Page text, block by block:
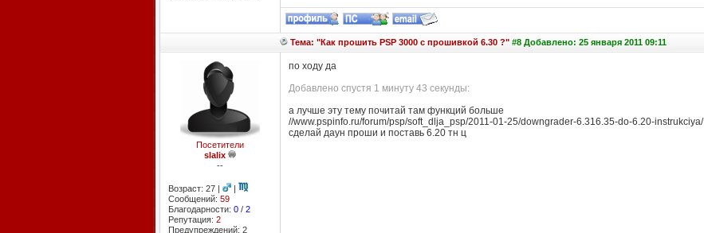
Тема: "Как прошить PSP 3000 с прошивкой 6.30 ?"#8 Добавлено: 25 января 2011 09:11
Посетители
slalix
--
Возраст: 27 |
|
Сообщений: 59
Благодарности: 0/ 2
Репутация: 2
Предупреждений: 2
по ходу да
Добавлено спустя 1 минуту 43 секунды:
а лучше эту тему почитай там функций больше
//www.pspinfo.ru/forum/psp/soft_dlja_psp/2011-01-25/downgrader-6.316.35-do-6.20-instrukciya/
сделай даун проши и поставь 6.20 тн ц